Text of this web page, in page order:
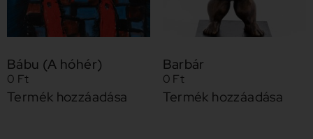
Bábu (A hóhér)
0 Ft
Termék hozzáadása
Barbár
0 Ft
Termék hozzáadása